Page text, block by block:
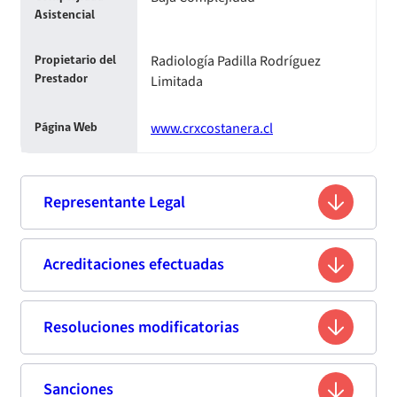
Asistencial
Propietario del
Prestador
Radiología Padilla Rodríguez
Limitada
Página Web www.crxcostanera.cl
Representante Legal
Nombre Franklin Julio Padilla Argote
Profesión Médico Cirujano
Acreditaciones efectuadas
Primera acreditación
Fecha
Estándar de
Resoluciones modificatorias
Fecha de publicación Enlace
Sanciones